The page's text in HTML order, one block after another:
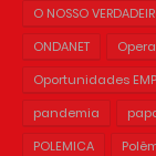
O NOSSO
ONDANET
Oportunidades
pandemia
POLEMICA